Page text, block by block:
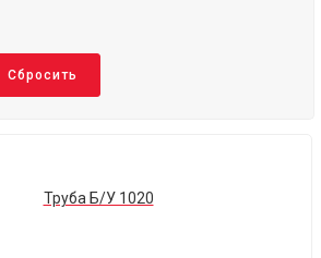
Сбросить
Труба Б/У 1020